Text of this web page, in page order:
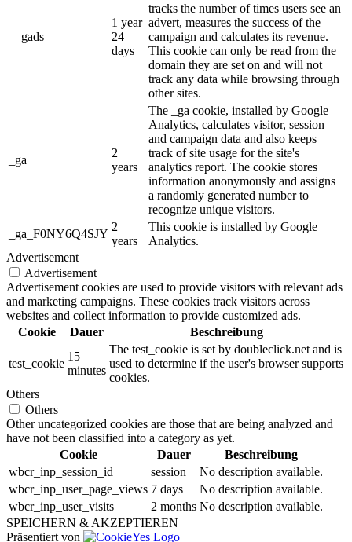
__gads
1 year
24
days
tracks the number of times users see an
advert, measures the success of the
campaign and calculates its revenue.
This cookie can only be read from the
domain they are set on and will not
track any data while browsing through
other sites.
_ga
2
years
The _ga cookie, installed by Google
Analytics, calculates visitor, session
and campaign data and also keeps
track of site usage for the site's
analytics report. The cookie stores
information anonymously and assigns
a randomly generated number to
recognize unique visitors.
_ga_F0NY6Q4SJY
2
years
This cookie is installed by Google
Analytics.
Advertisement
Advertisement
Advertisement cookies are used to provide visitors with relevant ads
and marketing campaigns. These cookies track visitors across
websites and collect information to provide customized ads.
Cookie
Dauer Beschreibung
test_cookie
15
minutes
The test_cookie is set by doubleclick.net and is
used to determine if the user's browser supports
cookies.
Others
Others
Other uncategorized cookies are those that are being analyzed and
have not been classified into a category as yet.
Cookie
Dauer
Beschreibung
wbcr_inp_session_id
session
No description available.
wbcr_inp_user_page_views 7 days
No description available.
wbcr_inp_user_visits
2 months No description available.
SPEICHERN & AKZEPTIEREN
Präsentiert von